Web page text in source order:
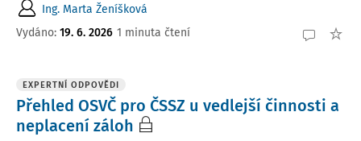
Ing. Marta Ženíšková
Vydáno: 19. 6. 2026 1 minuta čtení
EXPERTNÍ ODPOVĚDI
Přehled OSVČ pro ČSSZ u vedlejší činnosti a
neplacení záloh